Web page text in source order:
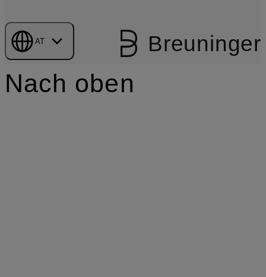
AT Breuninger
Nach oben